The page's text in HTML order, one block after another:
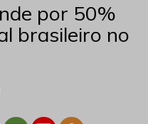
por 50%
brasileiro no